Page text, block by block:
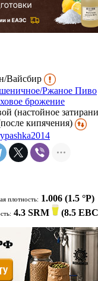
Вайсбир
Ржаное Пиво
брожение
(настойное
кипячения)
плотность: 1.006 (1.5 °P)
4.3 SRM (8.5 EBC